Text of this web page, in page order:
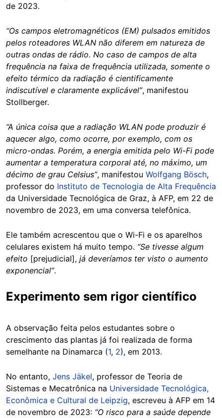
de 2023.
“Os campos eletromagnéticos (EM) pulsados emitidos
pelos roteadores WLAN não diferem em natureza de
outras ondas de rádio. No caso de campos de alta
frequência na faixa de frequência utilizada, somente o
efeito térmico da radiação é cientificamente
indiscutível e claramente explicável”, manifestou
Stollberger.
“A única coisa que a radiação WLAN pode produzir é
aquecer algo, como ocorre, por exemplo, com os
micro-ondas. Porém, a energia emitida pelo Wi-Fi pode
aumentar a temperatura corporal até, no máximo, um
décimo de grau Celsius”, manifestou Wolfgang Bösch,
professor do Instituto de Tecnologia de Alta Frequência
da Universidade Tecnológica de Graz, à AFP, em 22 de
novembro de 2023, em uma conversa telefônica.
Ele também acrescentou que o Wi-Fi e os aparelhos
celulares existem há muito tempo. “Se tivesse algum
efeito [prejudicial], já deveríamos ter visto o aumento
exponencial”.
Experimento sem rigor científico
A observação feita pelos estudantes sobre o
crescimento das plantas já foi realizada de forma
semelhante na Dinamarca (1, 2), em 2013.
No entanto, Jens Jäkel, professor de Teoria de
Sistemas e Mecatrônica na Universidade Tecnológica,
Econômica e Cultural de Leipzig, escreveu à AFP em 14
de novembro de 2023: “O risco para a saúde depende